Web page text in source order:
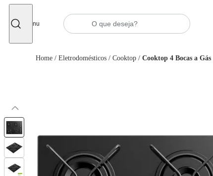
Menu
Home / Eletrodomésticos / Cooktop / Cooktop 4 Bocas a